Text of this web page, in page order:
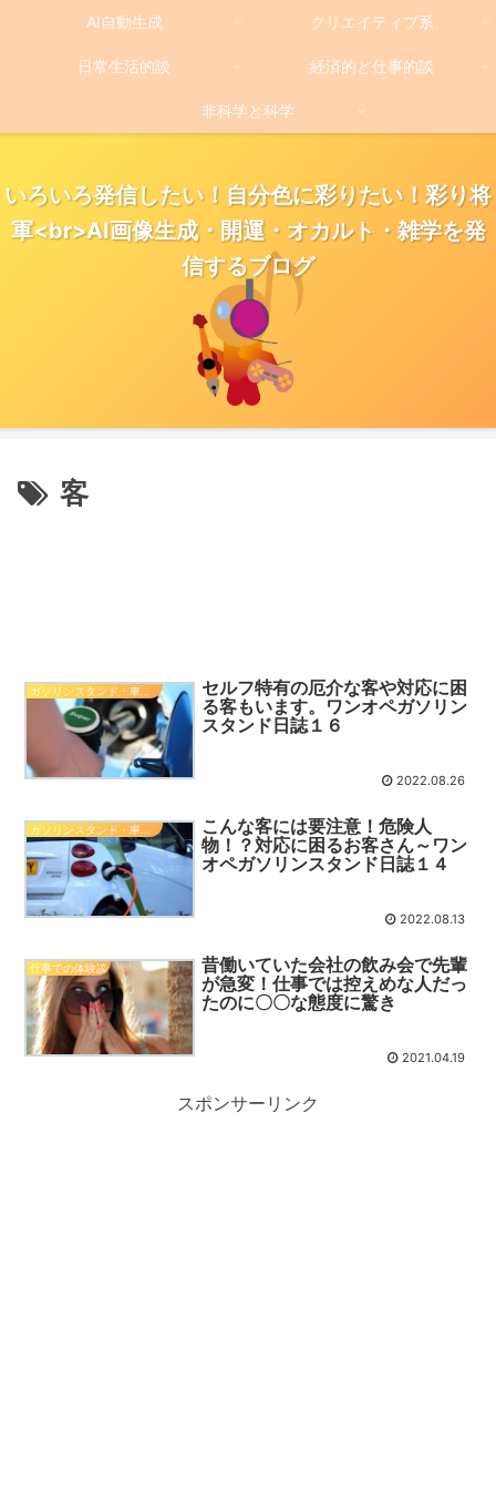
いろいろ発信したい！自分色に彩りたい！彩り将
軍<br>AI画像生成・開運・オカルト・雑学を発
信するブログ
AI自動生成 クリエイティブ系
日常生活的談 経済的と仕事的談
非科学と科学
客
セルフ特有の厄介な客や対応に困
る客もいます。ワンオペガソリン
スタンド日誌１６
2022.08.26
こんな客には要注意！危険人
物！？対応に困るお客さん～ワン
オペガソリンスタンド日誌１４
2022.08.13
仕事での体験談
昔働いていた会社の飲み会で先輩
が急変！仕事では控えめな人だっ
たのに〇〇な態度に驚き
2021.04.19
スポンサーリンク